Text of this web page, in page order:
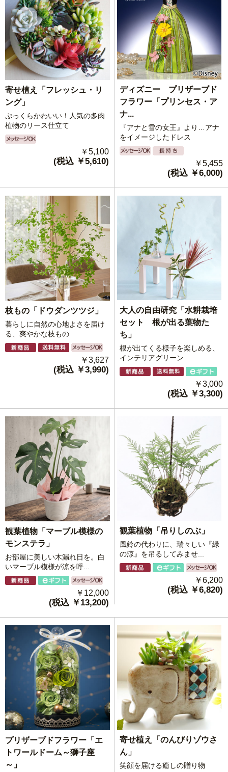
寄せ植え「フレッシュ・リ
ング」
ぷっくらかわいい！人気の多肉
植物のリース仕立て
￥5,100
(税込 ￥5,610)
ディズニー プリザーブド
フラワー「プリンセス・ア
ナ...
『アナと雪の女王』より…アナ
をイメージしたドレス
￥5,455
(税込 ￥6,000)
枝もの「ドウダンツツジ」
暮らしに自然の心地よさを届け
る、爽やかな枝もの
￥3,627
(税込 ￥3,990)
大人の自由研究「水耕栽培
セット 根が出る葉物た
ち」
根が出てくる様子を楽しめる、
インテリアグリーン
￥3,000
(税込 ￥3,300)
観葉植物「マーブル模様の
モンステラ」
お部屋に美しい木漏れ日を。白
いマーブル模様が涼を呼...
￥12,000
(税込 ￥13,200)
観葉植物「吊りしのぶ」
風鈴の代わりに、瑞々しい『緑
の涼』を吊るしてみませ...
￥6,200
(税込 ￥6,820)
プリザーブドフラワー「エ
トワールドーム～獅子座
～」
寄せ植え「のんびりゾウさ
ん」
笑顔を届ける癒しの贈り物